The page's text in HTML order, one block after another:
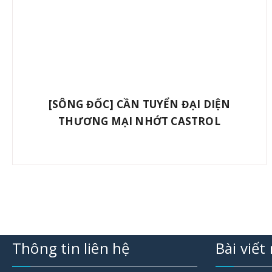
[SÔNG ĐỐC] CẦN TUYỂN ĐẠI DIỆN
THƯƠNG MẠI NHỚT CASTROL
Thông tin liên hệ Bài viết